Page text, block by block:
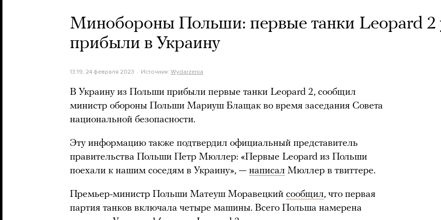
Минобороны Польши: первые танки Leopard 2
прибыли в Украину
13:19, 24 февраля 2023 Источник: Wydarzenia
В Украину из Польши прибыли первые танки Leopard 2, сообщил
министр обороны Польши Мариуш Блащак во время заседания Совета
национальной безопасности.
Эту информацию также подтвердил официальный представитель
правительства Польши Петр Мюллер: «Первые Leopard из Польши
поехали к нашим соседям в Украину», — написал Мюллер в твиттере.
Премьер-министр Польши Матеуш Моравецкий сообщил, что первая
партия танков включала четыре машины. Всего Польша намерена